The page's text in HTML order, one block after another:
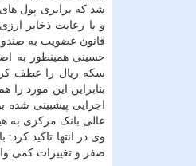
شد که برابری پول
و با رعایت ذخایر
قانون عضویت به
اجرایی پیشبینی شده
عالی بانک مرکزی به
صفر و تغییرات کمی